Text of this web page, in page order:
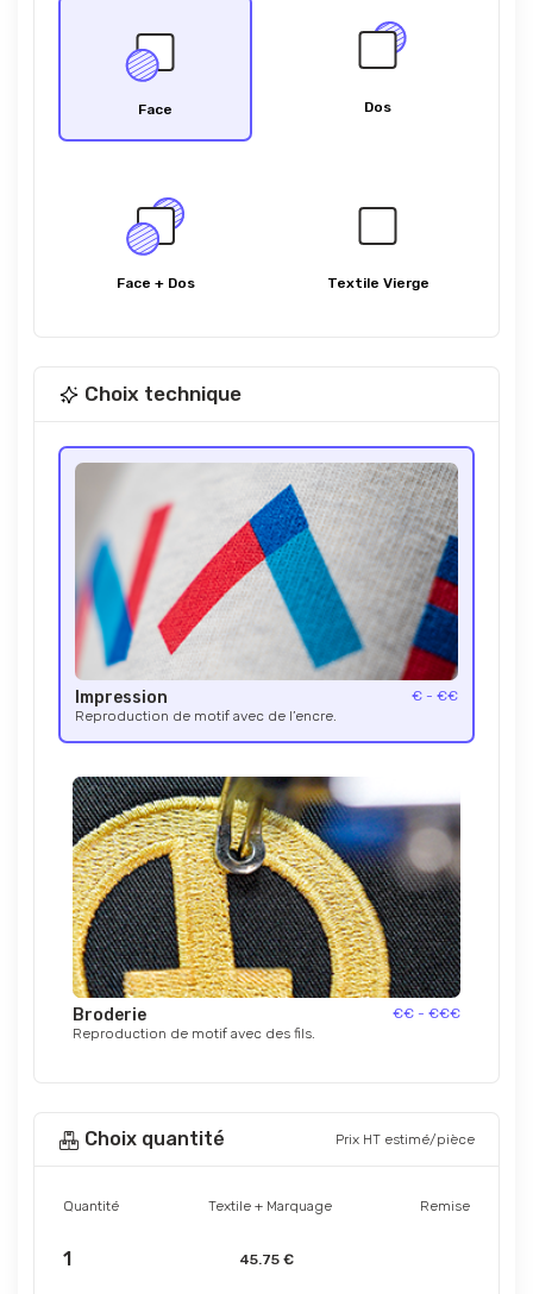
Face Dos
Face + Dos Textile Vierge
Choix technique
Impression
€ - €€
Reproduction de motif avec de l’encre.
Broderie
€€ - €€€
Reproduction de motif avec des fils.
Choix quantité Prix HT estimé/pièce
Quantité Textile + Marquage Remise
1 45.75 €